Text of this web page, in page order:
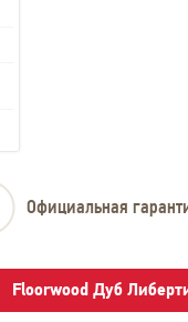
Официальная
Floorwood Дуб